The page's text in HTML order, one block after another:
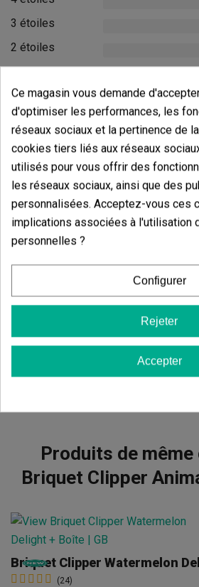
3 étoiles
2 étoiles
1 étoiles
Écrivez votre
5de5
5 Valorisations globales
Trier par:
Commentaires sur
Animals Zombies
Il n'y a pas d'avis dans votre langue,
Afficher les commentaires dans d’autres
Produits de
Briquet Clipper
(24)
Ce magasin vous demande
d'optimiser les performances, les
réseaux sociaux et la pertinence de
cookies tiers liés aux réseaux
utilisés pour vous offrir des
les réseaux sociaux, ainsi que des
personnalisées. Acceptez-vous ces
implications associées à l'utilisation
personnelles ?
Configurer
Rejeter
Accepter